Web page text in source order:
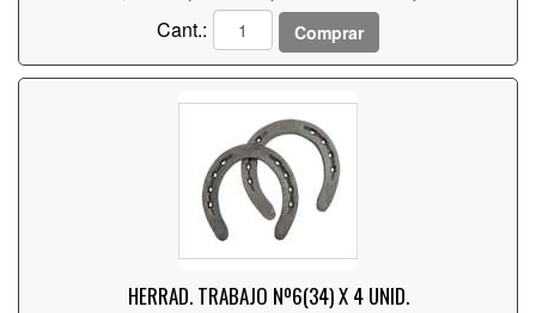
Cant.: Comprar
HERRAD. TRABAJO Nº6(34) X 4 UNID.